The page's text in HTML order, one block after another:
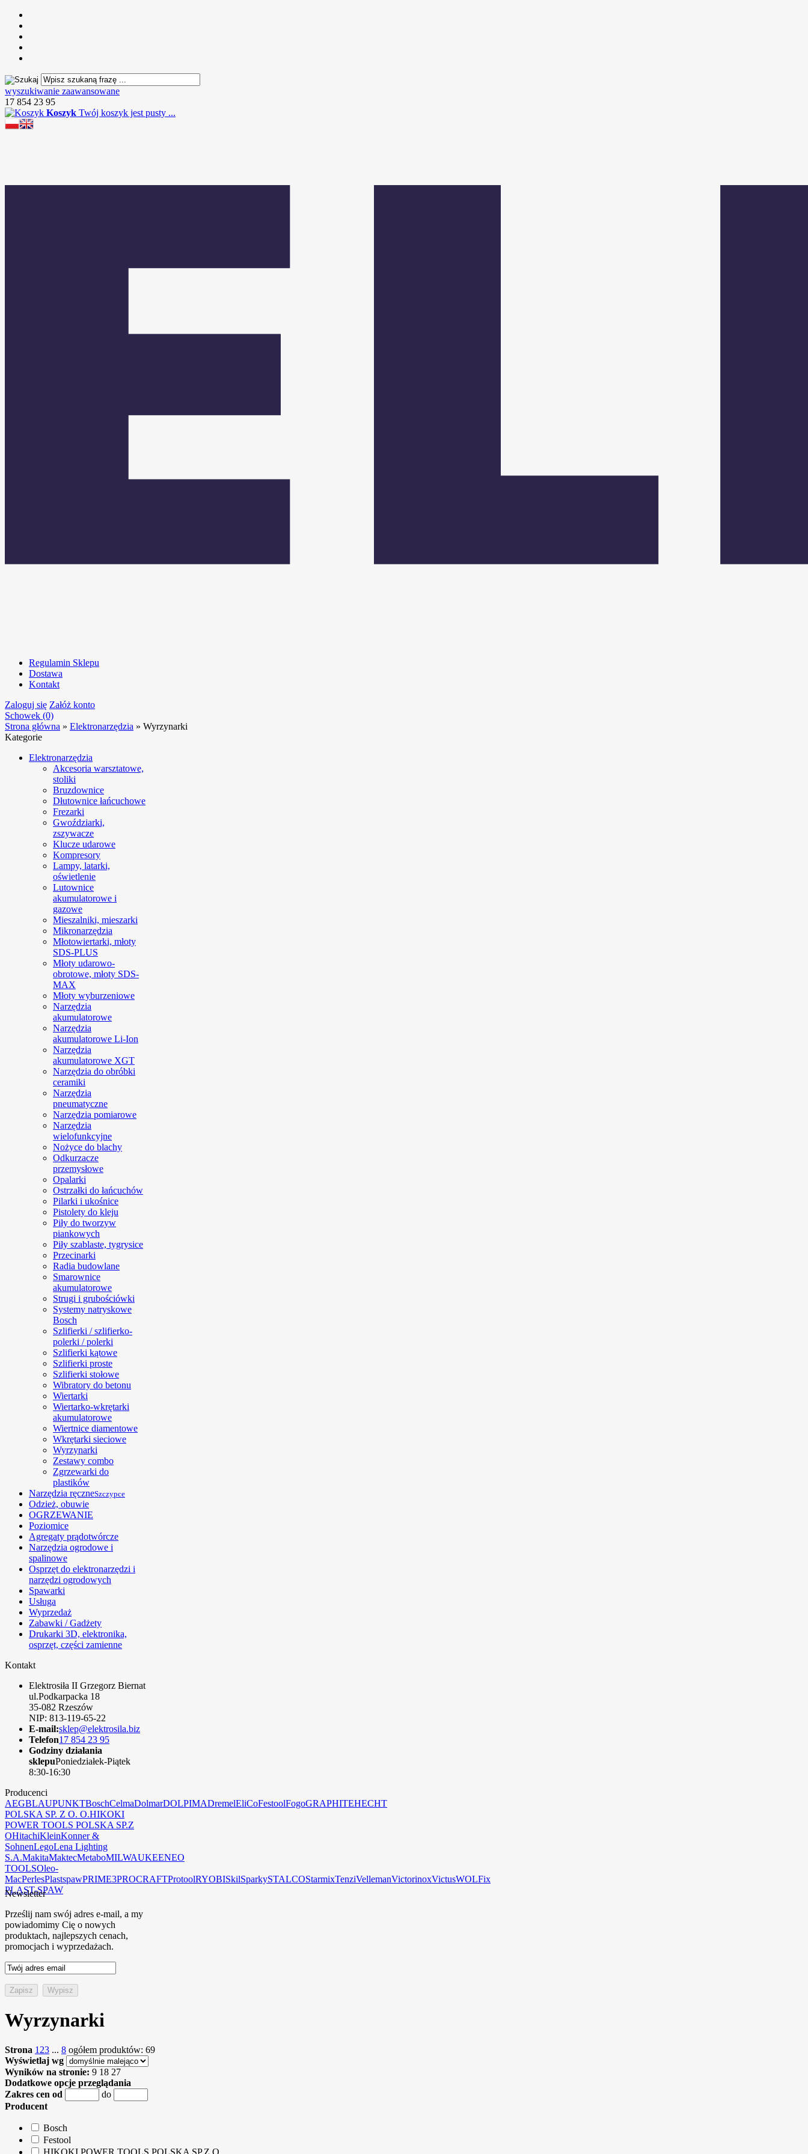
wyszukiwanie zaawansowane
17 854 23 95
Koszyk Twój koszyk jest pusty ...
Regulamin Sklepu
Dostawa
Kontakt
Zaloguj się Załóż konto
Schowek (0)
Strona główna » Elektronarzędzia » Wyrzynarki
Kategorie
Elektronarzędzia
Akcesoria warsztatowe,
stoliki
Bruzdownice
Dłutownice łańcuchowe
Frezarki
Gwoździarki,
zszywacze
Klucze udarowe
Kompresory
Lampy, latarki,
oświetlenie
Lutownice
akumulatorowe i
gazowe
Mieszalniki, mieszarki
Mikronarzędzia
Młotowiertarki, młoty
SDS-PLUS
Młoty udarowo-
obrotowe, młoty SDS-
MAX
Młoty wyburzeniowe
Narzędzia
akumulatorowe
Narzędzia
akumulatorowe Li-Ion
Narzędzia
akumulatorowe XGT
Narzędzia do obróbki
ceramiki
Narzędzia
pneumatyczne
Narzędzia pomiarowe
Narzędzia
wielofunkcyjne
Nożyce do blachy
Odkurzacze
przemysłowe
Opalarki
Ostrzałki do łańcuchów
Pilarki i ukośnice
Pistolety do kleju
Piły do tworzyw
piankowych
Piły szablaste, tygrysice
Przecinarki
Radia budowlane
Smarownice
akumulatorowe
Strugi i grubościówki
Systemy natryskowe
Bosch
Szlifierki / szlifierko-
polerki / polerki
Szlifierki kątowe
Szlifierki proste
Szlifierki stołowe
Wibratory do betonu
Wiertarki
Wiertarko-wkrętarki
akumulatorowe
Wiertnice diamentowe
Wkrętarki sieciowe
Wyrzynarki
Zestawy combo
Zgrzewarki do
plastików
Narzędzia ręczneSzczypce
Odzież, obuwie
OGRZEWANIE
Poziomice
Agregaty prądotwórcze
Narzędzia ogrodowe i
spalinowe
Osprzęt do elektronarzędzi i
narzędzi ogrodowych
Spawarki
Usługa
Wyprzedaż
Zabawki / Gadżety
Drukarki 3D, elektronika,
osprzęt, części zamienne
Kontakt
Elektrosiła II Grzegorz Biernat
ul.Podkarpacka 18
35-082 Rzeszów
NIP: 813-119-65-22
E-mail:sklep@elektrosila.biz
Telefon17 854 23 95
Godziny działania
sklepuPoniedziałek-Piątek
8:30-16:30
Producenci
AEGBLAUPUNKTBoschCelmaDolmarDOLPIMADremelEliCoFestoolFogoGRAPHITEHECHT
POLSKA SP. Z O. O.HIKOKI
POWER TOOLS POLSKA SP.Z
OHitachiKleinKonner &
SohnenLegoLena Lighting
S.A.MakitaMaktecMetaboMILWAUKEENEO
TOOLSOleo-
MacPerlesPlastspawPRIME3PROCRAFTProtoolRYOBISkilSparkySTALCOStarmixTenziVellemanVictorinoxVictusWOLFix
PLAST-SPAW
Newsletter
Prześlij nam swój adres e-mail, a my
powiadomimy Cię o nowych
produktach, najlepszych cenach,
promocjach i wyprzedażach.
Wyrzynarki
Strona 1 23 ... 8 ogółem produktów: 69
Wyświetlaj wg
Wyników na stronie: 9 18 27
Dodatkowe opcje przeglądania
Zakres cen od
do
Producent
Bosch
Festool
HIKOKI POWER TOOLS POLSKA SP.Z O